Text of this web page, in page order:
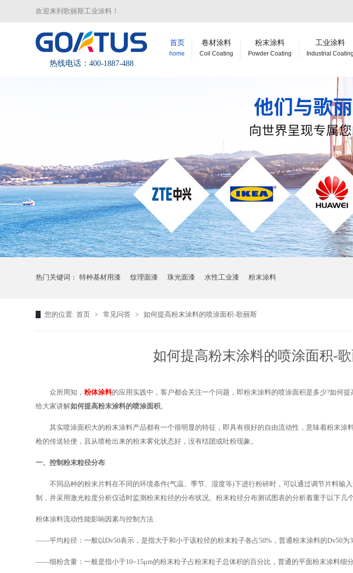
欢迎来到歌丽斯工业涂料！
热线电话：400-1887-488
首页
home
卷材涂料
Coil Coating
粉末涂料
Powder Coating
工业涂料
Industrial Coating
热门关键词： 特种基材用漆 纹理面漆 珠光面漆 水性工业漆 粉末涂料
您的位置: 首页 > 常见问答 > 如何提高粉末涂料的喷涂面积-歌丽斯
如何提高粉末涂料的喷涂面积-
众所周知， 粉体涂料的应用实践中，客户都会关注一个问题，即粉末涂料的喷涂面积是多少?如何
给大家讲解如何提高粉末涂料的喷涂面积。
其实喷涂面积大的粉末涂料产品都有一个很明显的特征，即具有很好的自由流动性，意味着粉末涂
枪的传送轻便，且从喷枪出来的粉末雾化状态好，没有结团或吐粉现象。
一、控制粉末粒径分布
不同品种的粉末片料在不同的环境条件(气温、季节、湿度等)下进行粉碎时，可以通过调节片料输
制，并采用激光粒度分析仪适时监测粉末粒径的分布状况。粉末粒径分布测试图表的分析着重于以下几
粉体涂料流动性能影响因素与控制方法
——平均粒径：一般以Dv50表示，是指大于和小于该粒径的粉末粒子各占50%，普通粉末涂料的Dv50为
——细粉含量：一般是指小于10~15μm的粉末粒子占粉末粒子总体积的百分比，普通的平面粉末涂料细分